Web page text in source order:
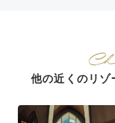
他の近くのリゾ